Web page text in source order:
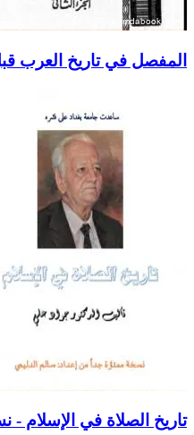
المفصل في تاريخ العرب
تاريخ الصلاة في الإسلام